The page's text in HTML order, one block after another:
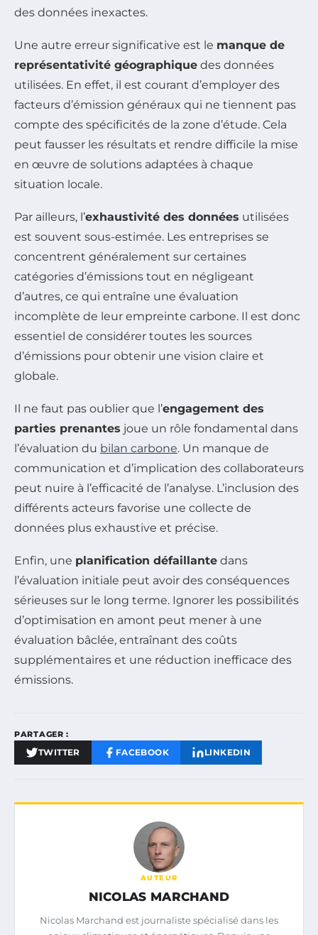
des données inexactes.
Une autre erreur significative est le manque de
représentativité géographique des données
utilisées. En effet, il est courant d’employer des
facteurs d’émission généraux qui ne tiennent pas
compte des spécificités de la zone d’étude. Cela
peut fausser les résultats et rendre difficile la mise
en œuvre de solutions adaptées à chaque
situation locale.
Par ailleurs, l’exhaustivité des données utilisées
est souvent sous-estimée. Les entreprises se
concentrent généralement sur certaines
catégories d’émissions tout en négligeant
d’autres, ce qui entraîne une évaluation
incomplète de leur empreinte carbone. Il est donc
essentiel de considérer toutes les sources
d’émissions pour obtenir une vision claire et
globale.
Il ne faut pas oublier que l’engagement des
parties prenantes joue un rôle fondamental dans
l’évaluation du bilan carbone. Un manque de
communication et d’implication des collaborateurs
peut nuire à l’efficacité de l’analyse. L’inclusion des
différents acteurs favorise une collecte de
données plus exhaustive et précise.
Enfin, une planification défaillante dans
l’évaluation initiale peut avoir des conséquences
sérieuses sur le long terme. Ignorer les possibilités
d’optimisation en amont peut mener à une
évaluation bâclée, entraînant des coûts
supplémentaires et une réduction inefficace des
émissions.
PARTAGER :
TWITTER FACEBOOK LINKEDIN
AUTEUR
NICOLAS MARCHAND
Nicolas Marchand est journaliste spécialisé dans les